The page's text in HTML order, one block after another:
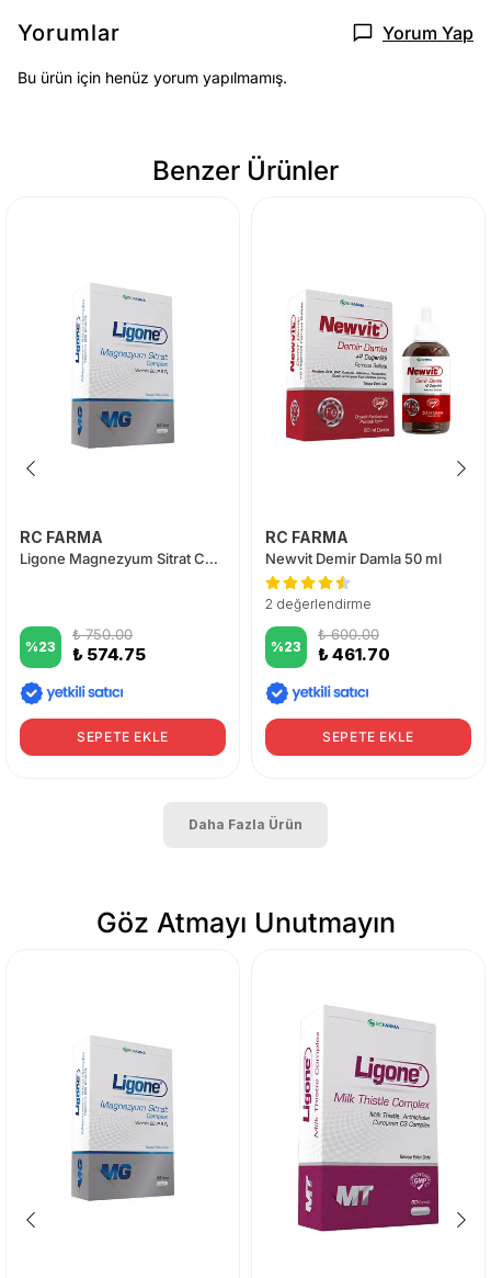
Yorumlar Yorum Yap
Bu ürün için henüz yorum yapılmamış.
Benzer Ürünler
RC FARMA
Ligone Magnezyum Sitrat Complex 60 Tablet
%23
₺ 750.00
₺ 574.75
SEPETE EKLE
RC FARMA
Newvit Demir Damla 50 ml
2 değerlendirme
%23
₺ 600.00
₺ 461.70
SEPETE EKLE
Daha Fazla Ürün
Göz Atmayı Unutmayın